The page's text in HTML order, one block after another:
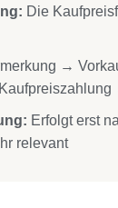
Die
→
Erfolgt erst
relevant